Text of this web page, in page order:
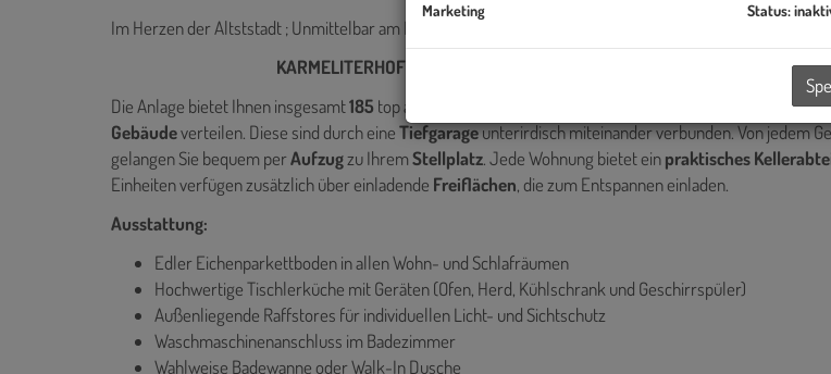
Im Herzen der Altststadt ; Unmittelbar am Rathausplatz ; Aquacity
KARMELITERHOF St. Pölten – Lebensqualität im Herzen der Stadt!
Die Anlage bietet Ihnen insgesamt185 top ausgestattete , die sich auf6
Gebäudeverteilen. Diese sind durch eineTiefgarageunterirdisch miteinander verbunden. Von jedem
gelangen Sie bequem perAufzugzu IhremStellplatz. Jede Wohnung bietet einpraktisches
Einheiten verfügen zusätzlich über einladende Freiflächen, die zum Entspannen einladen.
Ausstattung:
Edler Eichenparkettboden in allen Wohn- und Schlafräumen
Hochwertige Tischlerküche mit Geräten (Ofen, Herd, Kühlschrank und Geschirrspüler)
Außenliegende Raffstores für individuellen Licht- und Sichtschutz
Waschmaschinenanschluss im Badezimmer
Wahlweise Badewanne oder Walk-In Dusche
Marketing Status: